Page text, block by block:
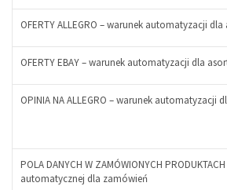
+
OFERTY ALLEGRO – warunek automatyzacji
OFERTY EBAY – warunek automatyzacji dla
OPINIA NA ALLEGRO – warunek automatyzacji
POLA DANYCH W ZAMÓWIONYCH
automatycznej dla zamówień